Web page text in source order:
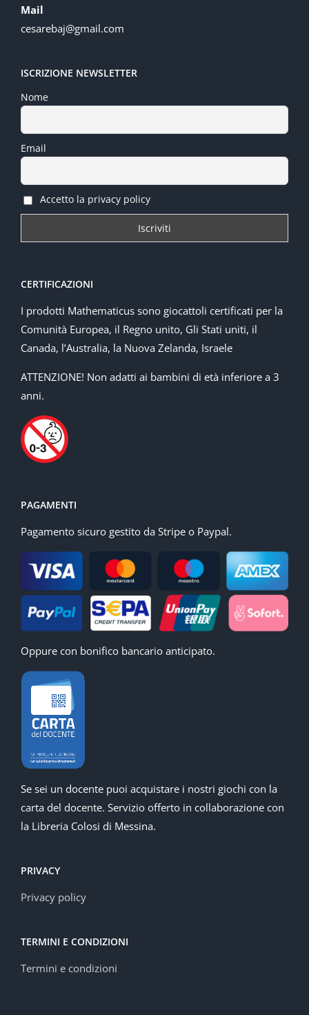
Mail
cesarebaj@gmail.com
ISCRIZIONE NEWSLETTER
Nome
Email
Accetto la privacy policy
CERTIFICAZIONI
I prodotti Mathematicus sono giocattoli certificati per la
Comunità Europea, il Regno unito, Gli Stati uniti, il
Canada, l’Australia, la Nuova Zelanda, Israele
ATTENZIONE! Non adatti ai bambini di età inferiore a 3
anni.
PAGAMENTI
Pagamento sicuro gestito da Stripe o Paypal.
Oppure con bonifico bancario anticipato.
Se sei un docente puoi acquistare i nostri giochi con la
carta del docente. Servizio offerto in collaborazione con
la Libreria Colosi di Messina.
PRIVACY
Privacy policy
TERMINI E CONDIZIONI
Termini e condizioni